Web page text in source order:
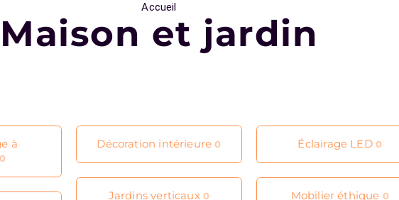
Accueil
Maison et jardin
à
0
Décoration intérieure0 Éclairage LED 0
Jardins verticaux0 Mobilier éthique 0